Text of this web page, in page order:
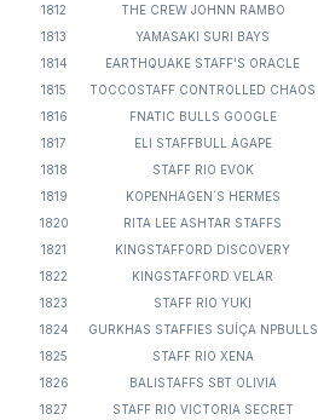
1812
THE CREW JOHNN RAMBO
1813
YAMASAKI SURI BAYS
1814
EARTHQUAKE STAFF'S ORACLE
1815
TOCCOSTAFF CONTROLLED CHAOS
1816
FNATIC BULLS GOOGLE
1817
ELI STAFFBULL AGAPE
1818
STAFF RIO EVOK
1819
KOPENHAGEN´S HERMES
1820
RITA LEE ASHTAR STAFFS
1821
KINGSTAFFORD DISCOVERY
1822
KINGSTAFFORD VELAR
1823
STAFF RIO YUKI
1824
GURKHAS STAFFIES SUÍÇA NPBULLS
1825
STAFF RIO XENA
1826
BALISTAFFS SBT OLIVIA
1827
STAFF RIO VICTORIA SECRET